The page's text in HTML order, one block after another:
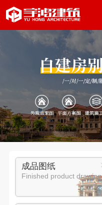
成品图纸
Finished product drawing